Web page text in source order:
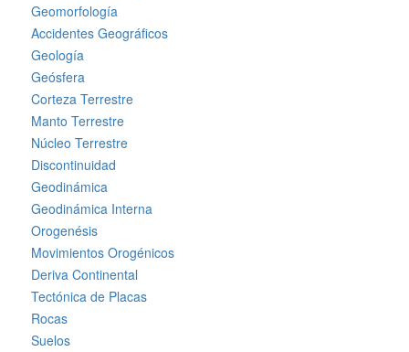
Geomorfología
Accidentes Geográficos
Geología
Geósfera
Corteza Terrestre
Manto Terrestre
Núcleo Terrestre
Discontinuidad
Geodinámica
Geodinámica Interna
Orogenésis
Movimientos Orogénicos
Deriva Continental
Tectónica de Placas
Rocas
Suelos